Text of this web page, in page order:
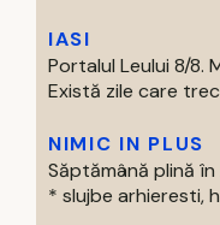
IASI
Portalul Leului 8/8.
Există zile care
NIMIC IN PLUS
Săptămână plină
* slujbe arhieresti,